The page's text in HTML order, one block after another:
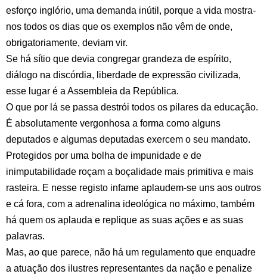
esforço inglório, uma demanda inútil, porque a vida mostra-
nos todos os dias que os exemplos não vêm de onde,
obrigatoriamente, deviam vir.
Se há sítio que devia congregar grandeza de espírito,
diálogo na discórdia, liberdade de expressão civilizada,
esse lugar é a Assembleia da República.
O que por lá se passa destrói todos os pilares da educação.
É absolutamente vergonhosa a forma como alguns
deputados e algumas deputadas exercem o seu mandato.
Protegidos por uma bolha de impunidade e de
inimputabilidade roçam a boçalidade mais primitiva e mais
rasteira. E nesse registo infame aplaudem-se uns aos outros
e cá fora, com a adrenalina ideológica no máximo, também
há quem os aplauda e replique as suas ações e as suas
palavras.
Mas, ao que parece, não há um regulamento que enquadre
a atuação dos ilustres representantes da nação e penalize